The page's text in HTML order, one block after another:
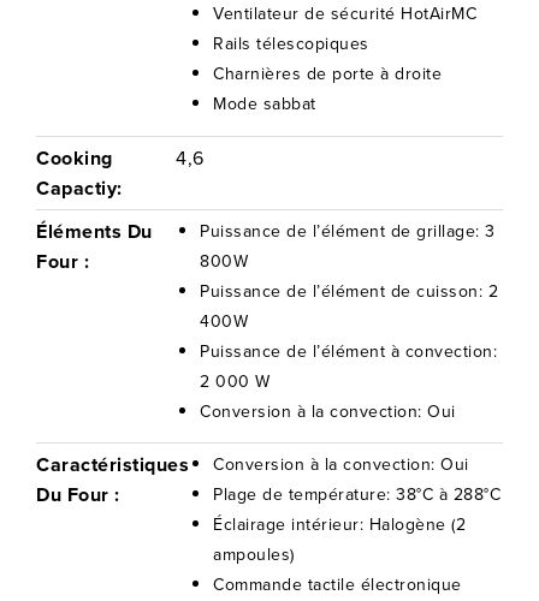
Ventilateur de sécurité HotAirMC
Rails télescopiques
Charnières de porte à droite
Mode sabbat
Cooking
Capactiy:
4,6
Éléments Du
Four :
Puissance de l’élément de grillage: 3
800W
Puissance de l’élément de cuisson: 2
400W
Puissance de l’élément à convection:
2 000 W
Conversion à la convection: Oui
Caractéristiques
Du Four :
Conversion à la convection: Oui
Plage de température: 38°C à 288°C
Éclairage intérieur: Halogène (2
ampoules)
Commande tactile électronique